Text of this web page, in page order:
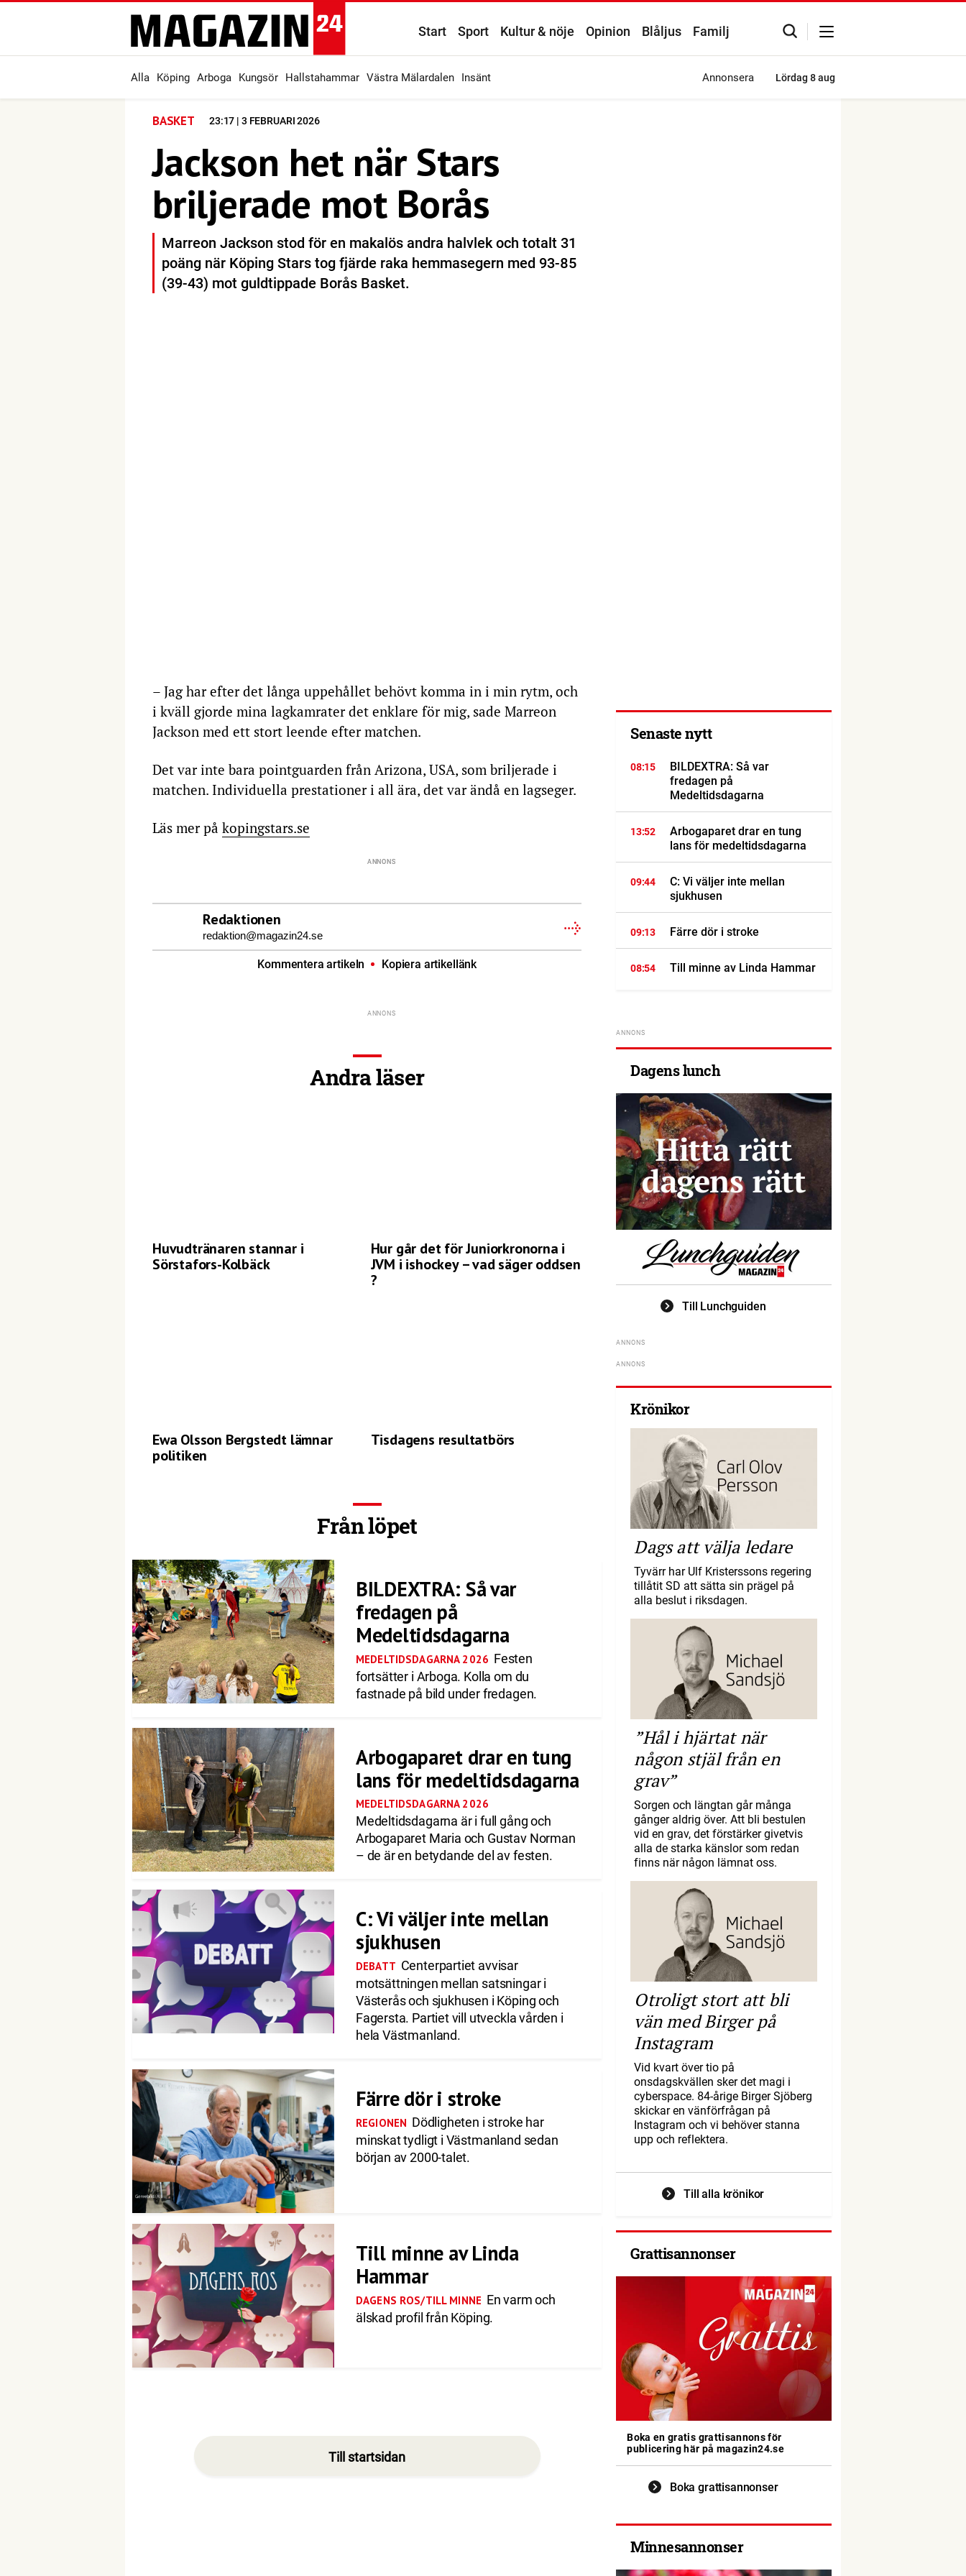
Start Sport Kultur & nöje Opinion Blåljus Familj
Alla Köping Arboga Kungsör Hallstahammar Västra Mälardalen Insänt Annonsera Lördag 8 aug
BASKET 23:17 | 3 FEBRUARI 2026
Jackson het när Stars
briljerade mot Borås
Marreon Jackson stod för en makalös andra halvlek och totalt 31
poäng när Köping Stars tog fjärde raka hemmasegern med 93-85
(39-43) mot guldtippade Borås Basket.
– Jag har efter det långa uppehållet behövt komma in i min rytm, och
i kväll gjorde mina lagkamrater det enklare för mig, sade Marreon
Jackson med ett stort leende efter matchen.
Det var inte bara pointguarden från Arizona, USA, som briljerade i
matchen. Individuella prestationer i all ära, det var ändå en lagseger.
Läs mer på kopingstars.se
Redaktionen
redaktion@magazin24.se
Kommentera artikeln Kopiera artikellänk
Andra läser
Huvudtränaren stannar i
Sörstafors-Kolbäck
Hur går det för Juniorkronorna i
JVM i ishockey – vad säger oddsen
?
Ewa Olsson Bergstedt lämnar
politiken
Tisdagens resultatbörs
Från löpet
BILDEXTRA: Så var
fredagen på
Medeltidsdagarna
MEDELTIDSDAGARNA 2026 Festen
fortsätter i Arboga. Kolla om du
fastnade på bild under fredagen.
Arbogaparet drar en tung
lans för medeltidsdagarna
MEDELTIDSDAGARNA 2026
Medeltidsdagarna är i full gång och
Arbogaparet Maria och Gustav Norman
– de är en betydande del av festen.
C: Vi väljer inte mellan
sjukhusen
DEBATT Centerpartiet avvisar
motsättningen mellan satsningar i
Västerås och sjukhusen i Köping och
Fagersta. Partiet vill utveckla vården i
hela Västmanland.
Färre dör i stroke
REGIONEN Dödligheten i stroke har
minskat tydligt i Västmanland sedan
början av 2000-talet.
Till minne av Linda
Hammar
DAGENS ROS/TILL MINNE En varm och
älskad profil från Köping.
Till startsidan
Senaste nytt
08:15
BILDEXTRA: Så var
fredagen på
Medeltidsdagarna
13:52
Arbogaparet drar en tung
lans för medeltidsdagarna
09:44
C: Vi väljer inte mellan
sjukhusen
09:13 Färre dör i stroke
08:54 Till minne av Linda Hammar
Dagens lunch
Till Lunchguiden
Krönikor
Dags att välja ledare
Tyvärr har Ulf Kristerssons regering
tillåtit SD att sätta sin prägel på
alla beslut i riksdagen.
”Hål i hjärtat när
någon stjäl från en
grav”
Sorgen och längtan går många
gånger aldrig över. Att bli bestulen
vid en grav, det förstärker givetvis
alla de starka känslor som redan
finns när någon lämnat oss.
Otroligt stort att bli
vän med Birger på
Instagram
Vid kvart över tio på
onsdagskvällen sker det magi i
cyberspace. 84-årige Birger Sjöberg
skickar en vänförfrågan på
Instagram och vi behöver stanna
upp och reflektera.
Till alla krönikor
Grattisannonser
Boka en gratis grattisannons för
publicering här på magazin24.se
Boka grattisannonser
Minnesannonser